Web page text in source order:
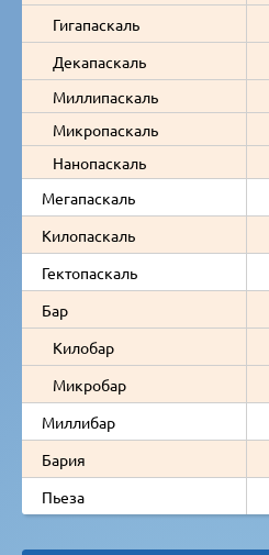
Гигапаскаль
Декапаскаль
Миллипаскаль
Микропаскаль
Нанопаскаль
Мегапаскаль
Килопаскаль
Гектопаскаль
Бар
Килобар
Микробар
Миллибар
Бария
Пьеза